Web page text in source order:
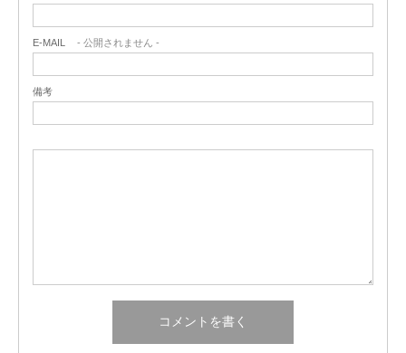
E-MAIL - 公開されません -
備考